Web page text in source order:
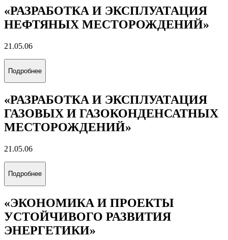
«РАЗРАБОТКА И ЭКСПЛУАТАЦИЯ
НЕФТЯНЫХ МЕСТОРОЖДЕНИЙ»
21.05.06
Подробнее
«РАЗРАБОТКА И ЭКСПЛУАТАЦИЯ
ГАЗОВЫХ И ГАЗОКОНДЕНСАТНЫХ
МЕСТОРОЖДЕНИЙ»
21.05.06
Подробнее
«ЭКОНОМИКА И ПРОЕКТЫ
УСТОЙЧИВОГО РАЗВИТИЯ
ЭНЕРГЕТИКИ»